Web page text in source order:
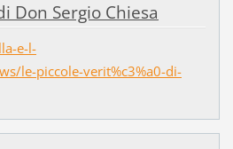
Don Sergio Chiesa
e-l-
le-piccole-verit%c3%a0-di-